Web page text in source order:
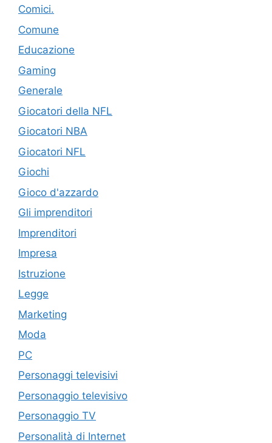
Comici.
Comune
Educazione
Gaming
Generale
Giocatori della NFL
Giocatori NBA
Giocatori NFL
Giochi
Gioco d'azzardo
Gli imprenditori
Imprenditori
Impresa
Istruzione
Legge
Marketing
Moda
PC
Personaggi televisivi
Personaggio televisivo
Personaggio TV
Personalità di Internet